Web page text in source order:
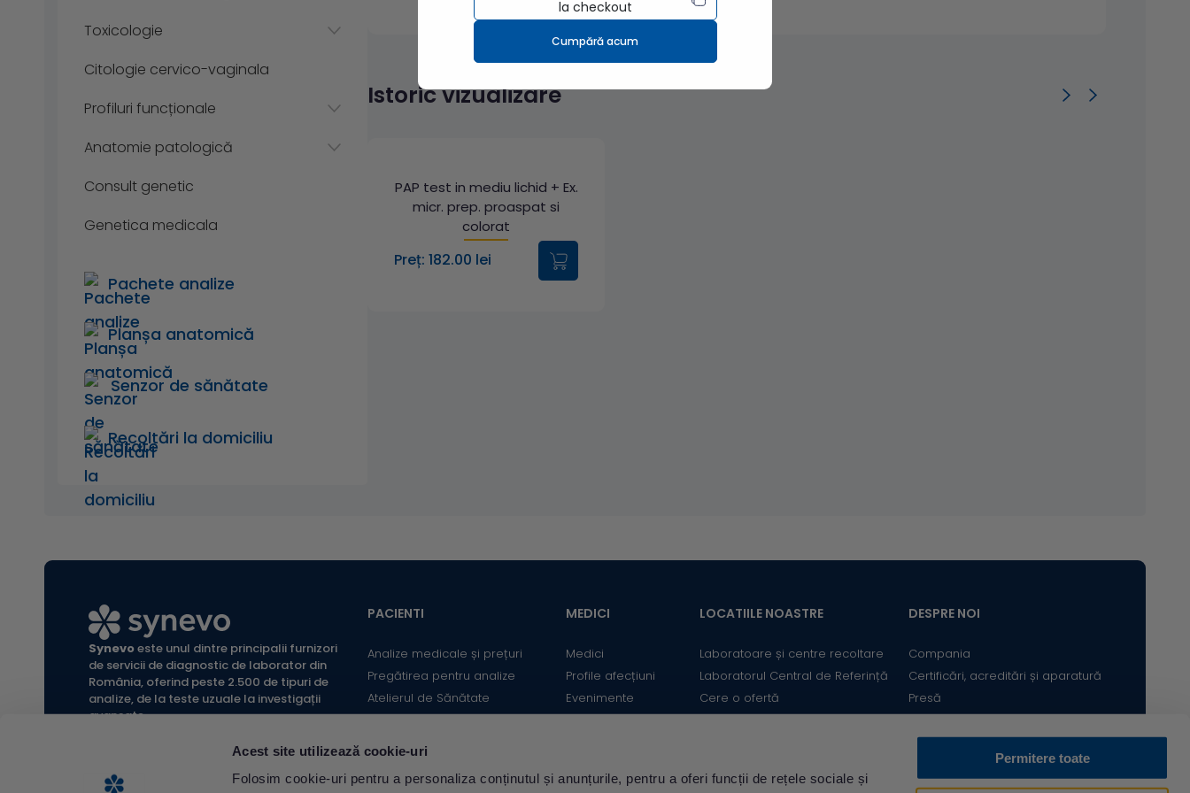
Acest site utilizează cookie-uri
Folosim cookie-uri pentru a personaliza conținutul și anunțurile, pentru a oferi funcții de rețele sociale și
Permitere toate
Toxicologie
Citologie cervico-vaginala
Profiluri funcționale
Anatomie patologică
Consult genetic
Genetica medicala
Pachete analize
Planșa anatomică
Senzor de sănătate
Recoltări la domiciliu
Istoric vizualizare
PAP test in mediu lichid + Ex.
micr. prep. proaspat si
colorat
Preț: 182.00 lei
Synevoeste unul dintre principalii furnizori
de servicii de diagnostic de laborator din
România, oferind peste 2.500 de tipuri de
analize, de la teste uzuale la investigații
avansate.
Termeni și condiții website |
PACIENTI
Analize medicale și prețuri
Pregătirea pentru analize
Atelierul de Sănătate
Informații utile
Locații
MEDICI
Medici
Profile afecțiuni
Evenimente
Informații medicale
LOCATIILE NOASTRE
Laboratoare și centre recoltare
Laboratorul Central de Referință
Cere o ofertă
Contact
DESPRE NOI
Compania
Certificări, acreditări și aparatură
Presă
Satisfacția Clientului
Cariere
Descarcă din Acum pe
la checkout
Cumpără acum
Bine ai revenit! Sunt